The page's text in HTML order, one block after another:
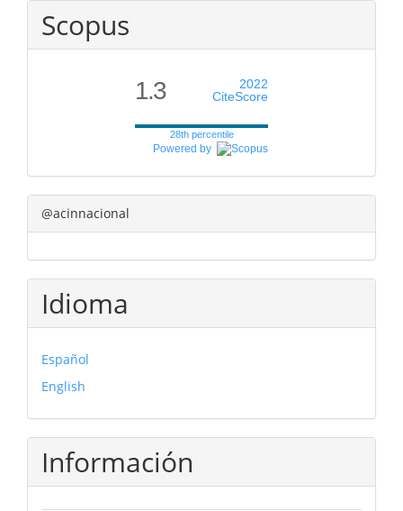
Scopus
1.3
2022
CiteScore
28th percentile
Powered by
@acinnacional
Idioma
Español
English
Información